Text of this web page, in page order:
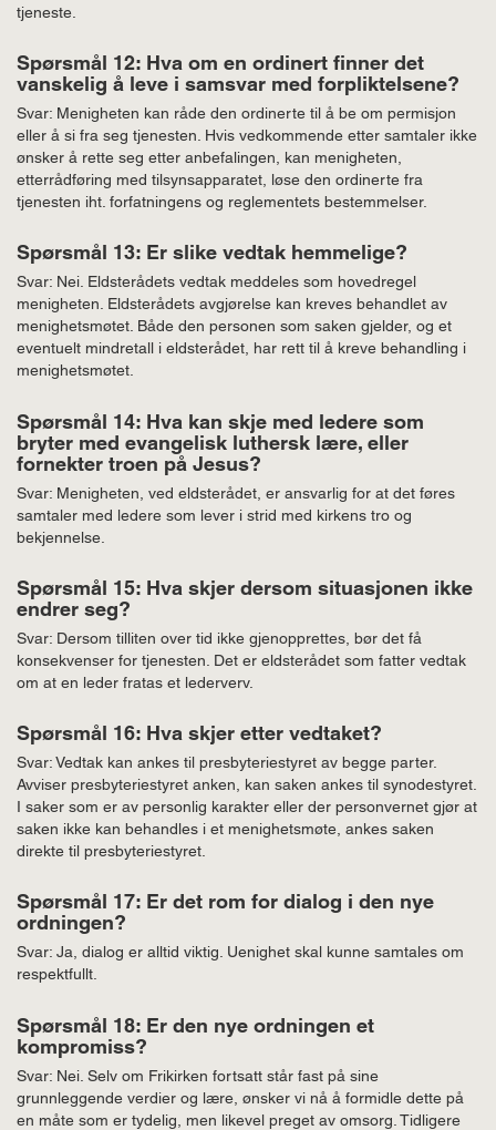
tjeneste.
Spørsmål 12: Hva om en ordinert finner det
vanskelig å leve i samsvar med forpliktelsene?
Svar: Menigheten kan råde den ordinerte til å be om permisjon
eller å si fra seg tjenesten. Hvis vedkommende etter samtaler ikke
ønsker å rette seg etter anbefalingen, kan menigheten,
etterrådføring med tilsynsapparatet, løse den ordinerte fra
tjenesten iht. forfatningens og reglementets bestemmelser.
Spørsmål 13: Er slike vedtak hemmelige?
Svar: Nei. Eldsterådets vedtak meddeles som hovedregel
menigheten. Eldsterådets avgjørelse kan kreves behandlet av
menighetsmøtet. Både den personen som saken gjelder, og et
eventuelt mindretall i eldsterådet, har rett til å kreve behandling i
menighetsmøtet.
Spørsmål 14: Hva kan skje med ledere som
bryter med evangelisk luthersk lære, eller
fornekter troen på Jesus?
Svar: Menigheten, ved eldsterådet, er ansvarlig for at det føres
samtaler med ledere som lever i strid med kirkens tro og
bekjennelse.
Spørsmål 15: Hva skjer dersom situasjonen ikke
endrer seg?
Svar: Dersom tilliten over tid ikke gjenopprettes, bør det få
konsekvenser for tjenesten. Det er eldsterådet som fatter vedtak
om at en leder fratas et lederverv.
Spørsmål 16: Hva skjer etter vedtaket?
Svar: Vedtak kan ankes til presbyteriestyret av begge parter.
Avviser presbyteriestyret anken, kan saken ankes til synodestyret.
I saker som er av personlig karakter eller der personvernet gjør at
saken ikke kan behandles i et menighetsmøte, ankes saken
direkte til presbyteriestyret.
Spørsmål 17: Er det rom for dialog i den nye
ordningen?
Svar: Ja, dialog er alltid viktig. Uenighet skal kunne samtales om
respektfullt.
Spørsmål 18: Er den nye ordningen et
kompromiss?
Svar: Nei. Selv om Frikirken fortsatt står fast på sine
grunnleggende verdier og lære, ønsker vi nå å formidle dette på
en måte som er tydelig, men likevel preget av omsorg. Tidligere